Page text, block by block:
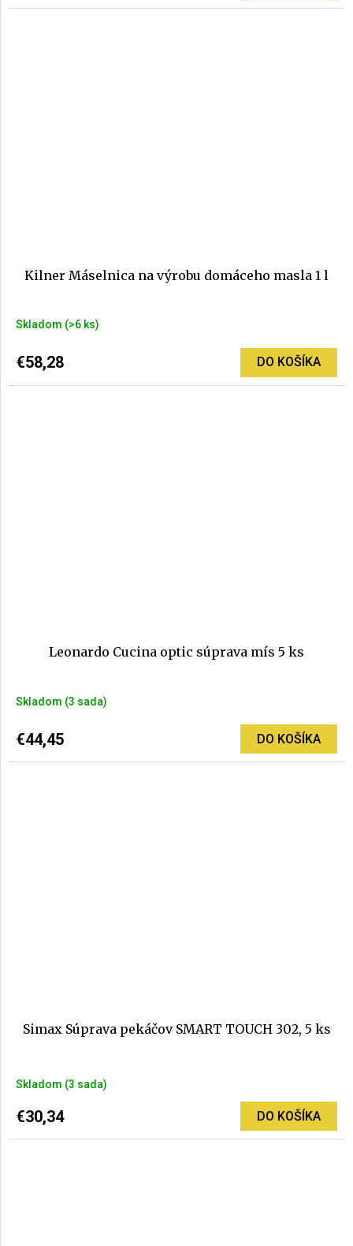
Kilner Máselnica na výrobu domáceho masla 1 l
Skladom (>6 ks)
€58,28 DO KOŠÍKA
Leonardo Cucina optic súprava mís 5 ks
Skladom (3 sada)
€44,45 DO KOŠÍKA
Simax Súprava pekáčov SMART TOUCH 302, 5 ks
hodnotenie
produktu
je
5,0
Skladom (3 sada)
€30,34 DO KOŠÍKA